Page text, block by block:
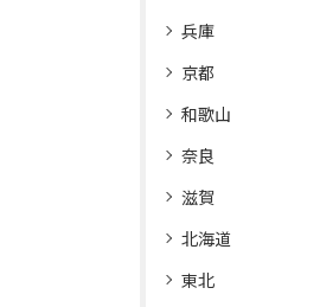
兵庫
京都
和歌山
奈良
滋賀
北海道
東北